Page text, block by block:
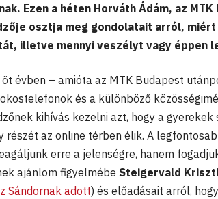
Ezen a héten Horváth Ádám, az
osztja meg gondolatait arról,
illetve mennyi veszélyt vagy éppen
évben – amióta az MTK Budapest
és a különböző
kihívás kezelni azt, hogy a
részét az online térben élik. A
erre a jelenségre, hanem
ajánlom figyelmébe Steigervald
Sándornak adott) és előadásait arról,